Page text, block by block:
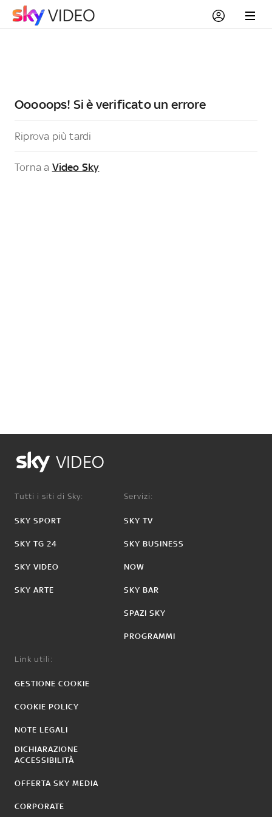
Ooooops! Si è verificato un errore
Riprova più tardi
Torna a Video Sky
VIDEO
Tutti i siti di Sky:
SKY SPORT
SKY TG 24
SKY VIDEO
SKY ARTE
Servizi:
SKY TV
SKY BUSINESS
NOW
SKY BAR
SPAZI SKY
PROGRAMMI
Link utili:
GESTIONE COOKIE
COOKIE POLICY
NOTE LEGALI
DICHIARAZIONE
ACCESSIBILITÀ
OFFERTA SKY MEDIA
CORPORATE